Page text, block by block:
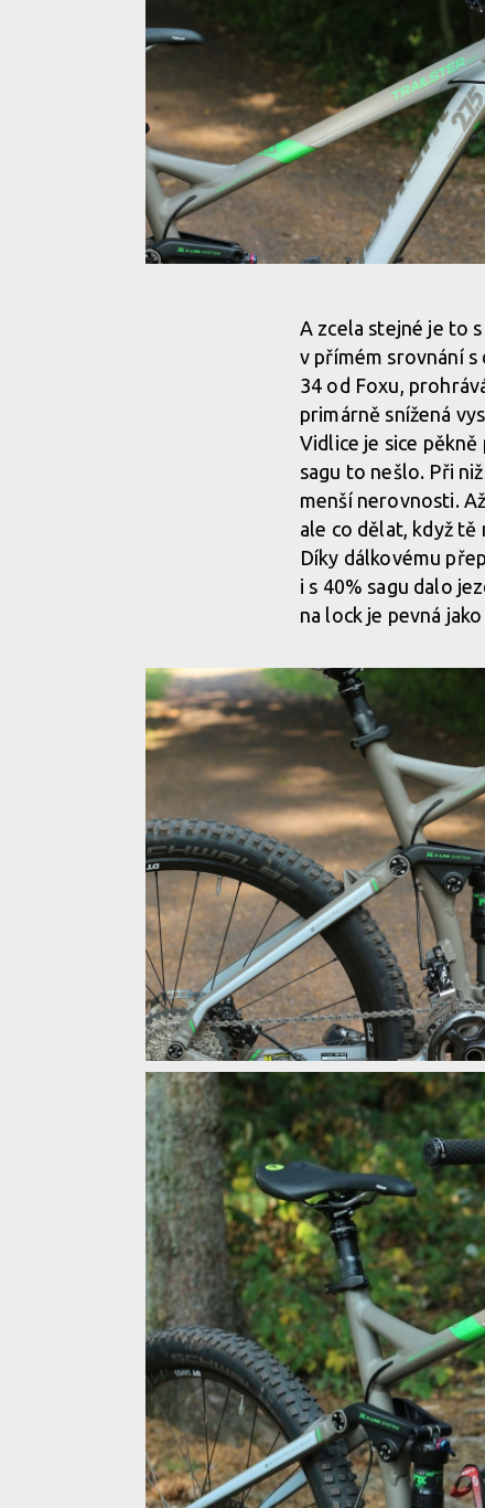
Test: Bergamont Trailster 8.0 - rychlý all mountain
Test: Bergamont Trailster 8.0 - rychlý all
Test: Bergamont Trailster 8.0 - rychlý all
A zcela stejné je to
v přímém srovnání
34 od Foxu,
primárně snížená
Vidlice je sice
sagu to nešlo. Při
menší nerovnosti.
ale co dělat, když tě
Díky dálkovému
i s 40% sagu dalo
na lock je pevná
Test: Bergamont Trailster 8.0 - rychlý all
Test: Bergamont Trailster 8.0 - rychlý all
Test: Bergamont Trailster 8.0 - rychlý all
Test: Bergamont Trailster 8.0 - rychlý all